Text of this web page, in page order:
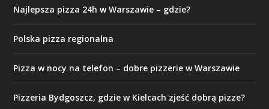
Najlepsza pizza 24h w Warszawie – gdzie?
Polska pizza regionalna
Pizza w nocy na telefon – dobre pizzerie w Warszawie
Pizzeria Bydgoszcz, gdzie w Kielcach zjeść dobrą pizze?